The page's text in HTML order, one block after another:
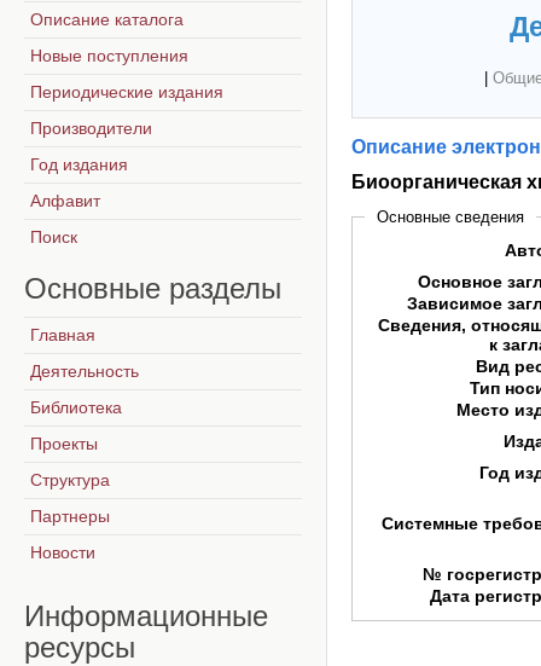
Описание
Биоорганическая
Основные сведения
Основное
Зависимое
Сведения,
к
Вид
Тип
Место
Год
Системные
№
Дата
Описание каталога
Новые поступления
Периодические издания
Производители
Год издания
Алфавит
Поиск
Основные разделы
Главная
Деятельность
Библиотека
Проекты
Структура
Партнеры
Новости
Информационные
ресурсы